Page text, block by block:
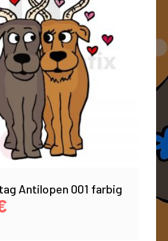
Antilopen 001 farbig